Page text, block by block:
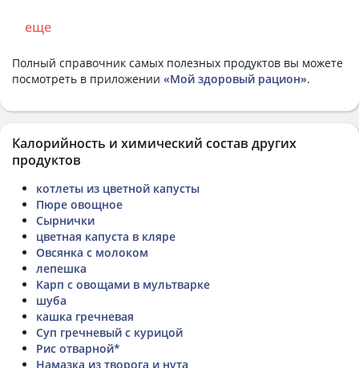
еще
Полный справочник самых полезных продуктов вы можете
посмотреть в приложении «Мой здоровый рацион».
Калорийность и химический состав других
продуктов
котлеты из цветной капусты
Пюре овощное
Сырнички
цветная капуста в кляре
Овсянка с молоком
лепешка
Карп с овощами в мультварке
шуба
кашка гречневая
Суп гречневый с курицой
Рис отварной*
Намазка из творога и нута